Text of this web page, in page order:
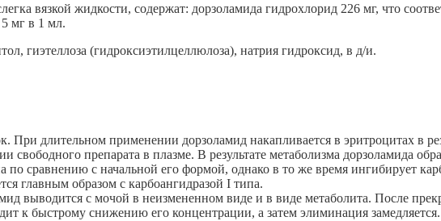
вязкой жидкости, содержат: дорзоламида гидрохлорид 226 мг, что
мг в 1 мл.
гиэтеллоза (гидроксиэтилцеллюлоза), натрия гидроксид, в д/и.
длительном применении дорзоламид накапливается в эритроцитах в
препарата в плазме. В результате метаболизма дорзоламида
сравнению с начальной его формой, однако в то же время ингибирует
главным образом с карбоангидразой I типа.
выводится с мочой в неизмененном виде и в виде метаболита. После
к быстрому снижению его концентрации, а затем элиминация замедляется.